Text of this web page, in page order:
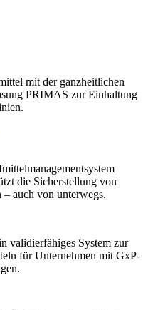
mit der ganzheitlichen
PRIMAS zur Einhaltung
die Sicherstellung von
auch von unterwegs.
validierfähiges System zur
für Unternehmen mit GxP-